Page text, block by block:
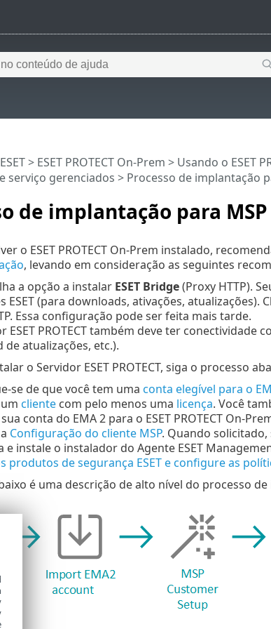
de implantação para MSP
> ESET PROTECT On-Prem > Usando o ESET
serviço gerenciados > Processo de implantação
o ESET PROTECT On-Prem instalado,
, levando em consideração as seguintes
a opção a instalar ESET Bridge(Proxy HTTP).
ESET (para downloads, ativações,
Essa configuração pode ser feita mais tarde.
ESET PROTECT também deve ter conectividade
de atualizações, etc.).
o Servidor ESET PROTECT, siga o processo
se de que você tem uma conta elegível para o
clientecom pelo menos uma licença. Você
conta do EMA 2 para o ESET PROTECT On-
Configuração do cliente MSP. Quando
e instale o instalador do Agente ESET
produtos de segurança ESET e configure as
é uma descrição de alto nível do processo de